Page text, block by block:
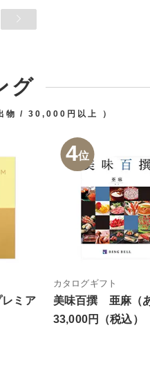
グ
物 30,000円以上 ）
ミア
4位
カタログギフト
美味百撰 亜麻（あ
33,000円（税込）